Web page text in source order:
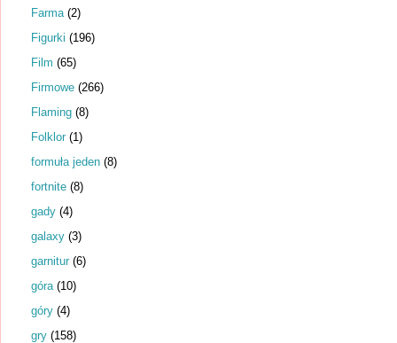
Farma (2)
Figurki (196)
Film (65)
Firmowe (266)
Flaming (8)
Folklor (1)
formuła jeden (8)
fortnite (8)
gady (4)
galaxy (3)
garnitur (6)
góra (10)
góry (4)
gry (158)